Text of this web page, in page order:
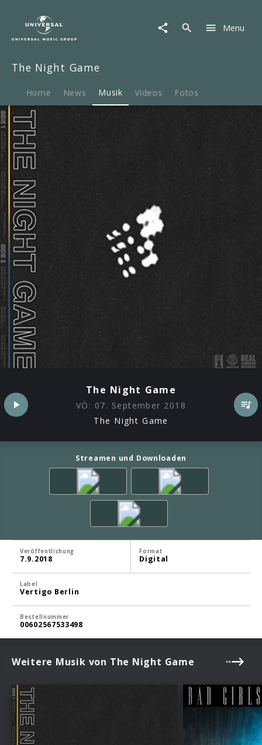
Game
Menu
The Night Game
Home News Musik Videos Fotos
The Night Game
VÖ: 07. September 2018
The Night Game
Streamen und Downloaden
Veröffentlichung
7.9.2018
Format
Digital
Label
Vertigo Berlin
Bestellnummer
00602567533498
Weitere Musik von The Night Game